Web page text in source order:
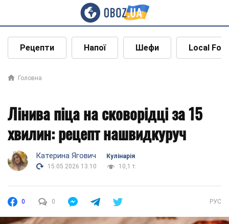
Рецепти Напої Шефи Local
Головна
Лінива піца на сковорідці за 15
хвилин: рецепт нашвидкуруч
Катерина Ягович
Кулінарія
15.05.2026 13:10
10,1 т.
0 0 РУС